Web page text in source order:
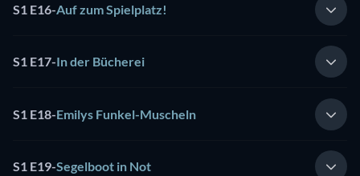
S1 E16-Auf zum Spielplatz!
S1 E17-In der Bücherei
S1 E18-Emilys Funkel-Muscheln
S1 E19-Segelboot in Not